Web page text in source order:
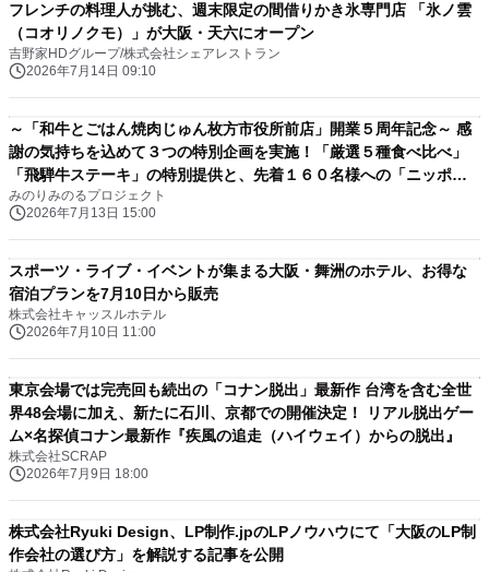
フレンチの料理人が挑む、週末限定の間借りかき氷専門店 「氷ノ雲
（コオリノクモ）」が大阪・天六にオープン
吉野家HDグループ/株式会社シェアレストラン
2026年7月14日 09:10
～「和牛とごはん焼肉じゅん枚方市役所前店」開業５周年記念～ 感
謝の気持ちを込めて３つの特別企画を実施！「厳選５種食べ比べ」
「飛騨牛ステーキ」の特別提供と、先着１６０名様への「ニッポン
エールグミ」プレゼント ７月１４日（火）～７月２６日（日）まで
開催
みのりみのるプロジェクト
2026年7月13日 15:00
スポーツ・ライブ・イベントが集まる大阪・舞洲のホテル、お得な
宿泊プランを7月10日から販売
株式会社キャッスルホテル
2026年7月10日 11:00
東京会場では完売回も続出の「コナン脱出」最新作 台湾を含む全世
界48会場に加え、新たに石川、京都での開催決定！ リアル脱出ゲー
ム×名探偵コナン最新作『疾風の追走（ハイウェイ）からの脱出』
株式会社SCRAP
2026年7月9日 18:00
株式会社Ryuki Design、LP制作.jpのLPノウハウにて「大阪のLP制
作会社の選び方」を解説する記事を公開